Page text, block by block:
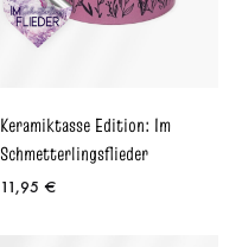
Keramiktasse Edition: Im
Schmetterlingsflieder
11,95 €